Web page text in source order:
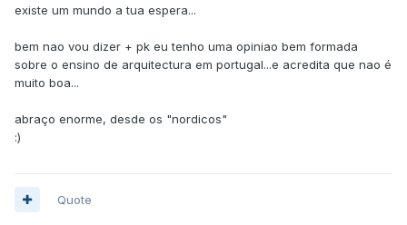
existe um mundo a tua espera...
bem nao vou dizer + pk eu tenho uma opiniao bem formada
sobre o ensino de arquitectura em portugal...e acredita que nao é
muito boa...
abraço enorme, desde os "nordicos"
:)
Quote